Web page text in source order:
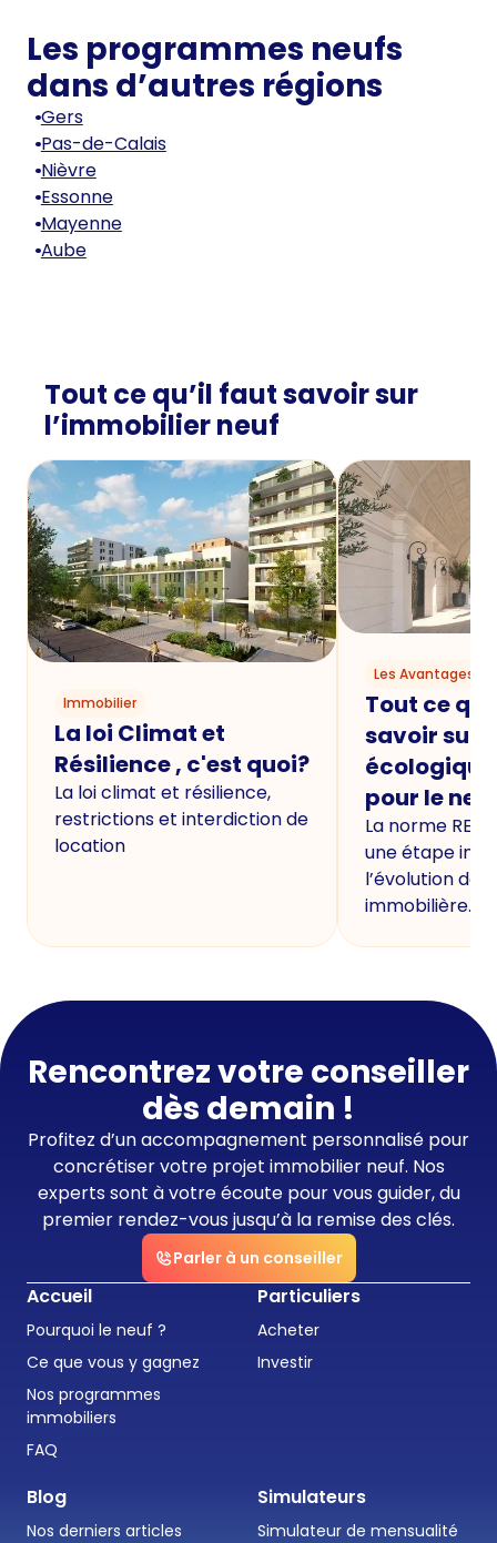
Les programmes neufs
dans d’autres régions
Gers
Pas-de-Calais
Nièvre
Essonne
Mayenne
Aube
Tout ce qu’il faut savoir sur
l’immobilier neuf
Immobilier
La loi Climat et
Résilience , c'est quoi?
La loi climat et résilience,
restrictions et interdiction de
location
Les Avantages
Tout ce
savoir sur
écologique
pour le
La norme
une étape
l’évolution de
immobilière.
Rencontrez votre conseiller
dès demain !
Profitez d’un accompagnement personnalisé pour
concrétiser votre projet immobilier neuf. Nos
experts sont à votre écoute pour vous guider, du
premier rendez-vous jusqu’à la remise des clés.
Parler à un conseiller
Accueil
Pourquoi le neuf ?
Ce que vous y gagnez
Nos programmes
immobiliers
FAQ
Particuliers
Acheter
Investir
Blog
Nos derniers articles
Simulateurs
Simulateur de mensualité